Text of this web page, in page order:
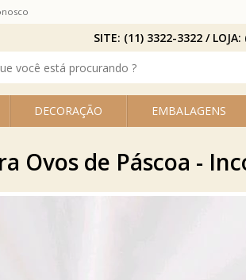
DECORAÇÃO EMBALAGENS
SITE: (11) 3322-3322 /
Ovos de Páscoa -